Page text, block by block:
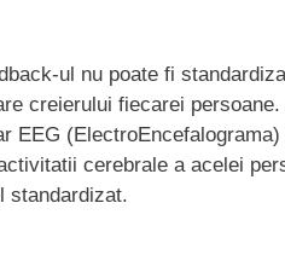
ul nu poate fi
creierului fiecarei
EEG
cerebrale a acelei
standardizat.